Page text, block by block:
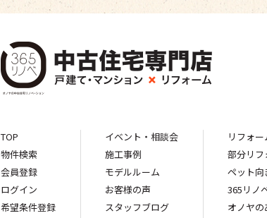
TOP
物件検索
会員登録
ログイン
希望条件登録
イベント・相談会
施工事例
モデルルーム
お客様の声
スタッフブログ
リフォ
部分リフ
ペット
365リノ
オノヤ